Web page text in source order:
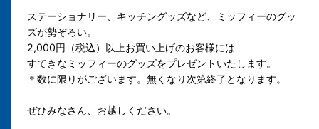
ステーショナリー、キッチングッズなど、ミッフィーのグッ
ズが勢ぞろい。
2,000円（税込）以上お買い上げのお客様には
すてきなミッフィーのグッズをプレゼントいたします。
＊数に限りがございます。無くなり次第終了となります。
ぜひみなさん、お越しください。